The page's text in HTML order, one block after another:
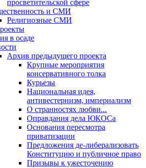
просветительской сфере
и СМИ
Религиозные СМИ
в осаде
Архив предыдущего проекта
Крупные мероприятия
консервативного толка
Курьезы
Национальная идея,
антивестернизм, империализм
О странностях любви...
Оправдания дела ЮКОСа
Основания пересмотра
приватизации
Предложения де-либерализовать
Конституцию и публичное право
Призывы к ужесточению